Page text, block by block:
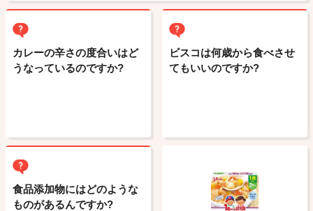
カレーの辛さの度合いはど
うなっているのですか?
ビスコは何歳から食べさせ
てもいいのですか?
食品添加物にはどのような
ものがあるんですか?